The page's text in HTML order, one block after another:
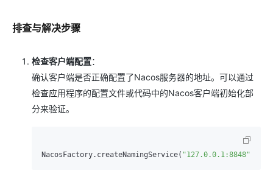
排查与解决步骤
检查客户端配置：
确认客户端是否正确配置了Nacos服务器的地址。可以通过
检查应用程序的配置文件或代码中的Nacos客户端初始化部
分来验证。
NacosFactory.createNamingService( "127.0.0.1:8848"